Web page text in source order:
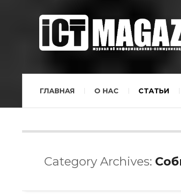
ГЛАВНАЯ О НАС СТАТЬИ
Category Archives: